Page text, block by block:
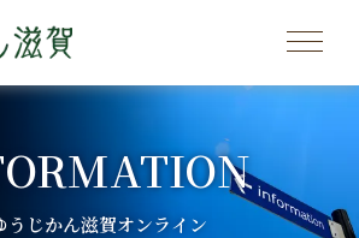
うじかん滋賀オンライン